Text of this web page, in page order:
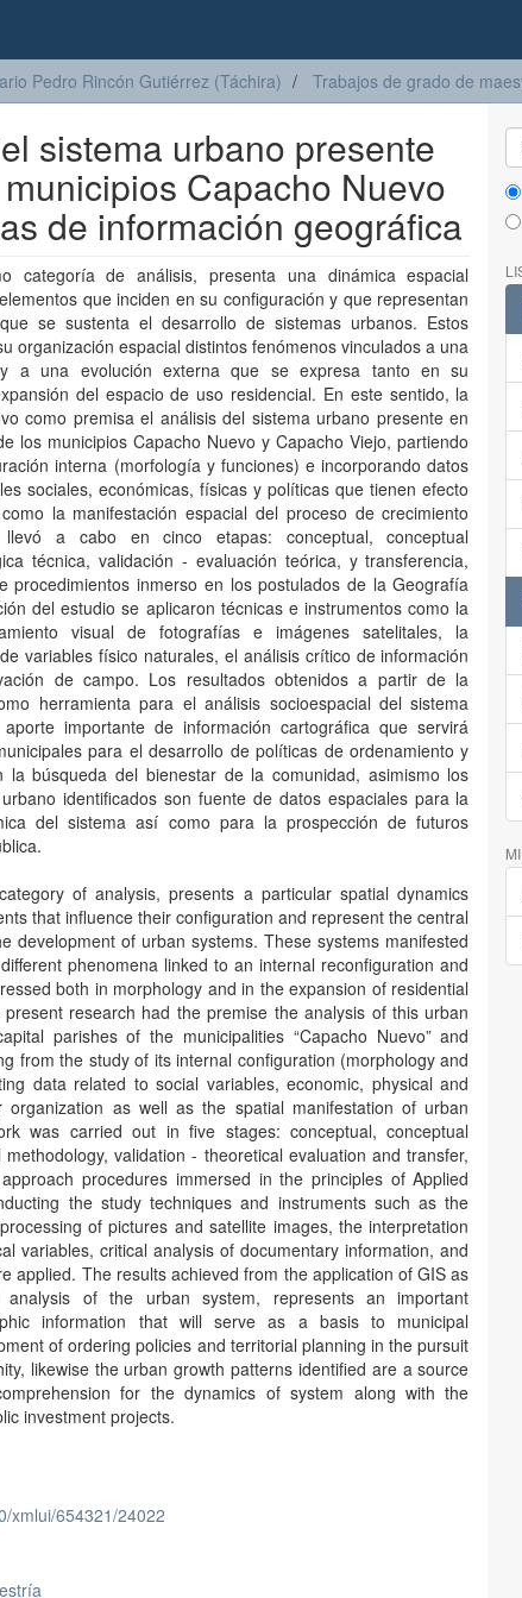
Pedro Rincón Gutiérrez (Táchira) Trabajos de grado de
sistema urbano presente
Capacho Nuevo
de información geográfica
categoría de análisis, presenta una dinámica espacial
que inciden en su configuración y que representan
se sustenta el desarrollo de sistemas urbanos. Estos
organización espacial distintos fenómenos vinculados a una
y a una evolución externa que se expresa tanto en su
del espacio de uso residencial. En este sentido, la
como premisa el análisis del sistema urbano presente en
los municipios Capacho Nuevo y Capacho Viejo, partiendo
interna (morfología y funciones) e incorporando datos
sociales, económicas, físicas y políticas que tienen efecto
la manifestación espacial del proceso de crecimiento
a cabo en cinco etapas: conceptual, conceptual
técnica, validación - evaluación teórica, y transferencia,
procedimientos inmerso en los postulados de la Geografía
del estudio se aplicaron técnicas e instrumentos como la
visual de fotografías e imágenes satelitales, la
variables físico naturales, el análisis crítico de información
de campo. Los resultados obtenidos a partir de la
herramienta para el análisis socioespacial del sistema
importante de información cartográfica que servirá
para el desarrollo de políticas de ordenamiento y
la búsqueda del bienestar de la comunidad, asimismo los
identificados son fuente de datos espaciales para la
del sistema así como para la prospección de futuros
of analysis, presents a particular spatial dynamics
that influence their configuration and represent the central
development of urban systems. These systems manifested
phenomena linked to an internal reconfiguration and
both in morphology and in the expansion of residential
research had the premise the analysis of this urban
parishes of the municipalities “Capacho Nuevo” and
from the study of its internal configuration (morphology and
data related to social variables, economic, physical and
organization as well as the spatial manifestation of urban
was carried out in five stages: conceptual, conceptual
validation - theoretical evaluation and transfer,
procedures immersed in the principles of Applied
the study techniques and instruments such as the
of pictures and satellite images, the interpretation
variables, critical analysis of documentary information, and
applied. The results achieved from the application of GIS as
of the urban system, represents an important
information that will serve as a basis to municipal
of ordering policies and territorial planning in the pursuit
likewise the urban growth patterns identified are a source
for the dynamics of system along with the
investment projects.
xmlui/654321/24022